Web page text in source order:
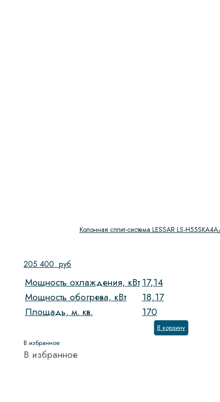
Колонная сплит-система LESSAR LS-
205 400 руб
Мощность охлаждения, кВт17,14
Мощность обогрева, кВт
18,17
Площадь, м. кв.
170
В корзину
В избранное
В избранное